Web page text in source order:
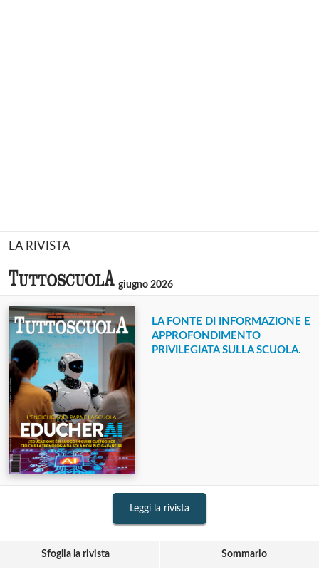
LA RIVISTA
giugno 2026
LA FONTE DI INFORMAZIONE E
APPROFONDIMENTO
PRIVILEGIATA SULLA SCUOLA.
Leggi la rivista
Sfoglia la rivista Sommario